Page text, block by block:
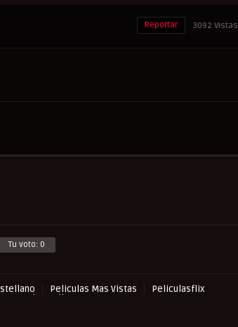
3092 Vistas
Reportar
Tu voto: 0
Peliculas Mas Vistas
Peliculasflix
UltraPelisHD